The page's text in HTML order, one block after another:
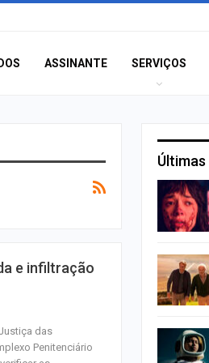
ASSINANTE SERVIÇOS
e infiltração
das
Penitenciário
Últimas
Eventos esportivos alteram
Confira as novas vagas de
emprego em Aracaju
Lei amplia punição a
crimes sexuais online